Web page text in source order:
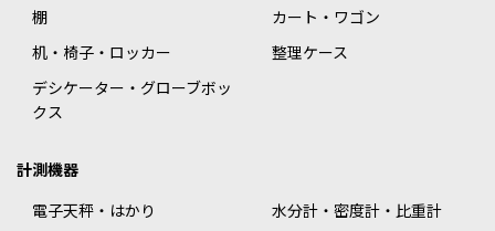
棚
カート・ワゴン
机・椅子・ロッカー
整理ケース
デシケーター・グローブボッ
クス
計測機器
電子天秤・はかり
水分計・密度計・比重計